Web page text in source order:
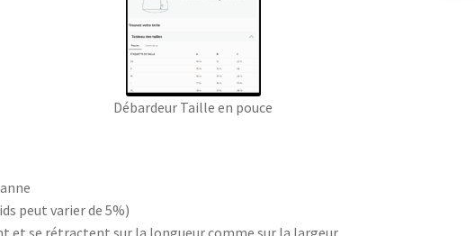
Débardeur Taille en pouce
peut varier de 5%)
et se rétractent sur la longueur comme sur la largeur